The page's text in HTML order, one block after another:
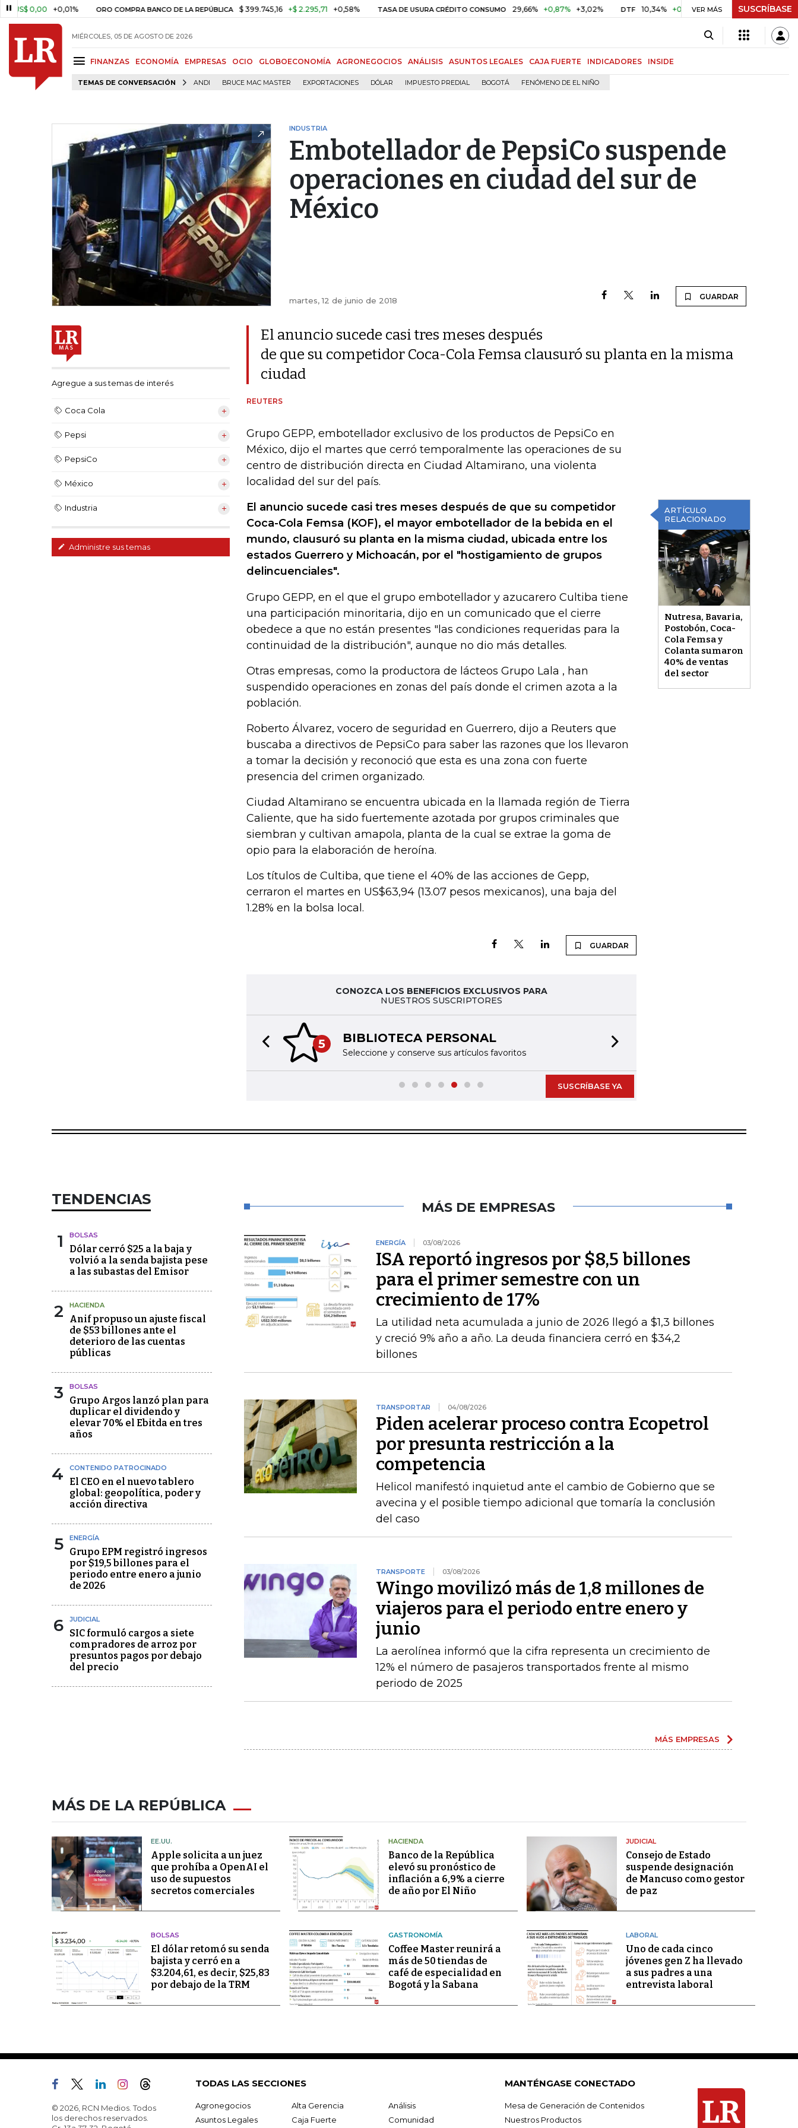
0,00 +0,01% ORO COMPRA BANCO DE LA REPÚBLICA $ 399.745,16 +$ 2.295,71 +0,58% TASA DE USURA CRÉDITO CONSUMO 29,66% +0,87% +3,02% DTF 10,34% +0,10% +0,98% UVR $ 416,81 +$
VER MÁS SUSCRÍBASE
MIÉRCOLES, 05 DE AGOSTO DE 2026
FINANZAS ECONOMÍA EMPRESAS OCIO GLOBOECONOMÍA AGRONEGOCIOS ANÁLISIS ASUNTOS LEGALES CAJA FUERTE INDICADORES INSIDE
TEMAS DE CONVERSACIÓN ANDI BRUCE MAC MASTER EXPORTACIONES DÓLAR IMPUESTO PREDIAL BOGOTÁ FENÓMENO DE EL NIÑO
INDUSTRIA
Embotellador de PepsiCo suspende
operaciones en ciudad del sur de
México
martes, 12 de junio de 2018 GUARDAR
Agregue a sus temas de interés
Coca Cola
Pepsi
PepsiCo
México
Industria
Administre sus temas
El anuncio sucede casi tres meses después
de que su competidor Coca-Cola Femsa clausuró su planta en la misma
ciudad
REUTERS
Grupo GEPP, embotellador exclusivo de los productos de PepsiCo en
México, dijo el martes que cerró temporalmente las operaciones de su
centro de distribución directa en Ciudad Altamirano, una violenta
localidad del sur del país.
ARTÍCULO
RELACIONADO
Nutresa, Bavaria,
Postobón, Coca-
Cola Femsa y
Colanta sumaron
40% de ventas
del sector
El anuncio sucede casi tres meses después de que su competidor
Coca-Cola Femsa (KOF), el mayor embotellador de la bebida en el
mundo, clausuró su planta en la misma ciudad, ubicada entre los
estados Guerrero y Michoacán, por el "hostigamiento de grupos
delincuenciales".
Grupo GEPP, en el que el grupo embotellador y azucarero Cultiba tiene
una participación minoritaria, dijo en un comunicado que el cierre
obedece a que no están presentes "las condiciones requeridas para la
continuidad de la distribución", aunque no dio más detalles.
Otras empresas, como la productora de lácteos Grupo Lala , han
suspendido operaciones en zonas del país donde el crimen azota a la
población.
Roberto Álvarez, vocero de seguridad en Guerrero, dijo a Reuters que
buscaba a directivos de PepsiCo para saber las razones que los llevaron
a tomar la decisión y reconoció que esta es una zona con fuerte
presencia del crimen organizado.
Ciudad Altamirano se encuentra ubicada en la llamada región de Tierra
Caliente, que ha sido fuertemente azotada por grupos criminales que
siembran y cultivan amapola, planta de la cual se extrae la goma de
opio para la elaboración de heroína.
Los títulos de Cultiba, que tiene el 40% de las acciones de Gepp,
cerraron el martes en US$63,94 (13.07 pesos mexicanos), una baja del
1.28% en la bolsa local.
GUARDAR
CONOZCA LOS BENEFICIOS EXCLUSIVOS PARA
NUESTROS SUSCRIPTORES
5 BIBLIOTECA PERSONAL
Seleccione y conserve sus artículos favoritos
Previous slide
SUSCRÍBASE YA
TENDENCIAS
1 BOLSAS
Dólar cerró $25 a la baja y
volvió a la senda bajista pese
a las subastas del Emisor
2 HACIENDA
Anif propuso un ajuste fiscal
de $53 billones ante el
deterioro de las cuentas
públicas
3 BOLSAS
Grupo Argos lanzó plan para
duplicar el dividendo y
elevar 70% el Ebitda en tres
años
4 CONTENIDO PATROCINADO
El CEO en el nuevo tablero
global: geopolítica, poder y
acción directiva
5 ENERGÍA
Grupo EPM registró ingresos
por $19,5 billones para el
periodo entre enero a junio
de 2026
6 JUDICIAL
SIC formuló cargos a siete
compradores de arroz por
presuntos pagos por debajo
del precio
MÁS DE EMPRESAS
ENERGÍA 03/08/2026
ISA reportó ingresos por $8,5 billones
para el primer semestre con un
crecimiento de 17%
La utilidad neta acumulada a junio de 2026 llegó a $1,3 billones
y creció 9% año a año. La deuda financiera cerró en $34,2
billones
TRANSPORTAR 04/08/2026
Piden acelerar proceso contra Ecopetrol
por presunta restricción a la
competencia
Helicol manifestó inquietud ante el cambio de Gobierno que se
avecina y el posible tiempo adicional que tomaría la conclusión
del caso
TRANSPORTE 03/08/2026
Wingo movilizó más de 1,8 millones de
viajeros para el periodo entre enero y
junio
La aerolínea informó que la cifra representa un crecimiento de
12% el número de pasajeros transportados frente al mismo
periodo de 2025
MÁS EMPRESAS
MÁS DE LA REPÚBLICA
EE.UU.
Apple solicita a un juez
que prohíba a OpenAI el
uso de supuestos
secretos comerciales
HACIENDA
Banco de la República
elevó su pronóstico de
inflación a 6,9% a cierre
de año por El Niño
JUDICIAL
Consejo de Estado
suspende designación
de Mancuso como gestor
de paz
BOLSAS
El dólar retomó su senda
bajista y cerró en a
$3.204,61, es decir, $25,83
por debajo de la TRM
GASTRONOMÍA
Coffee Master reunirá a
más de 50 tiendas de
café de especialidad en
Bogotá y la Sabana
LABORAL
Uno de cada cinco
jóvenes gen Z ha llevado
a sus padres a una
entrevista laboral
© 2026, RCN Medios. Todos
los derechos reservados.
TODAS LAS SECCIONES
Agronegocios Alta Gerencia
Análisis
Asuntos Legales
Caja Fuerte Comunidad
MANTÉNGASE CONECTADO
Mesa de Generación de Contenidos
Nuestros Productos